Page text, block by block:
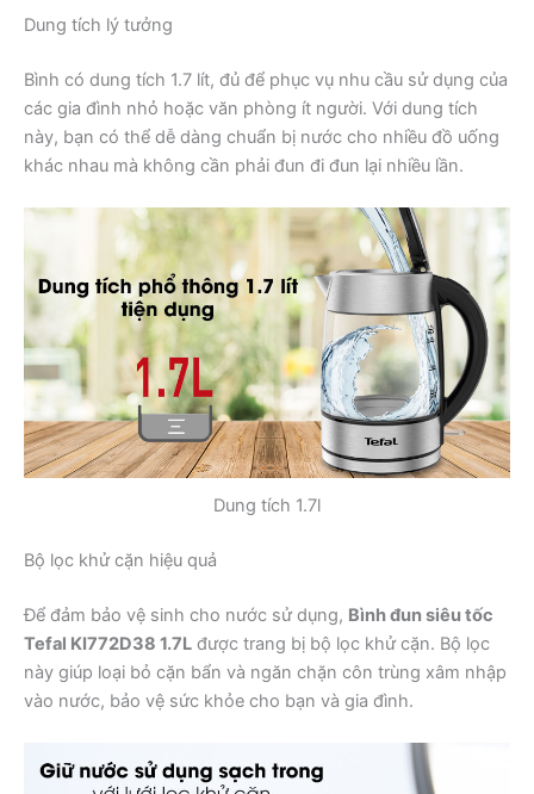
Dung tích lý tưởng
Bình có dung tích 1.7 lít, đủ để phục vụ nhu cầu sử dụng của
các gia đình nhỏ hoặc văn phòng ít người. Với dung tích
này, bạn có thể dễ dàng chuẩn bị nước cho nhiều đồ uống
khác nhau mà không cần phải đun đi đun lại nhiều lần.
Dung tích 1.7l
Bộ lọc khử cặn hiệu quả
Để đảm bảo vệ sinh cho nước sử dụng, Bình đun siêu tốc
Tefal KI772D38 1.7L được trang bị bộ lọc khử cặn. Bộ lọc
này giúp loại bỏ cặn bẩn và ngăn chặn côn trùng xâm nhập
vào nước, bảo vệ sức khỏe cho bạn và gia đình.